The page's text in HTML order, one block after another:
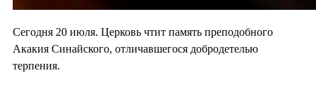
Сегодня 20 июля. Церковь чтит память преподобного
Акакия Синайского, отличавшегося добродетелью
терпения.